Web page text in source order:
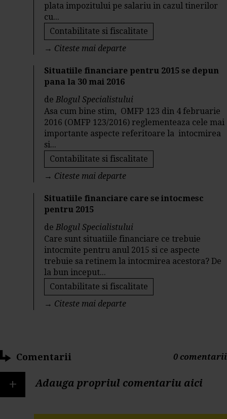
plata impozitului pe salariu in cazul tinerilor
cu...
Contabilitate si fiscalitate
→ Citeste mai departe
Situatiile financiare pentru 2015 se depun
pana la 30 mai 2016
deBlogul Specialistului
Asa cum bine stim, OMFP 123 din 4 februarie
2016 (OMFP 123/2016) reglementeaza cele mai
importante aspecte referitoare la intocmirea
si...
Contabilitate si fiscalitate
→ Citeste mai departe
Situatiile financiare care se intocmesc
pentru 2015
deBlogul Specialistului
Care sunt situatiile financiare ce trebuie
intocmite pentru anul 2015 si ce aspecte
trebuie sa retinem la intocmirea acestora? De
la bun inceput...
Contabilitate si fiscalitate
→ Citeste mai departe
Comentarii 0 comentarii
+ Adauga propriul comentariu aici